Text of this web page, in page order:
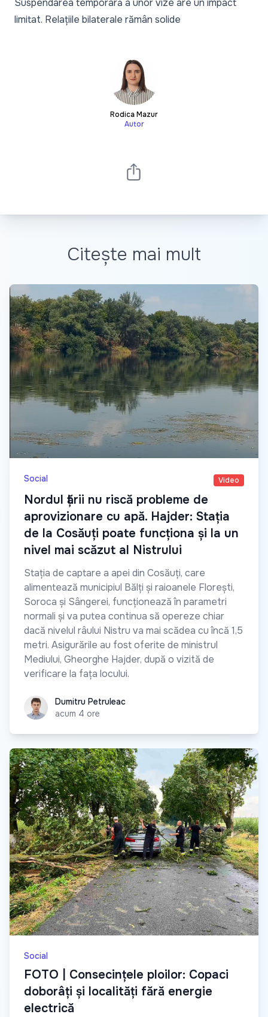
limitat. Relațiile bilaterale rămân solide
Rodica Mazur
Autor
Citește mai mult
Social Video
Nordul țării nu riscă probleme de
aprovizionare cu apă. Hajder: Stația
de la Cosăuți poate funcționa și la un
nivel mai scăzut al Nistrului
Stația de captare a apei din Cosăuți, care
alimentează municipiul Bălți și raioanele Florești,
Soroca și Sângerei, funcționează în parametri
normali și va putea continua să opereze chiar
dacă nivelul râului Nistru va mai scădea cu încă 1,5
metri. Asigurările au fost oferite de ministrul
Mediului, Gheorghe Hajder, după o vizită de
verificare la fața locului.
Dumitru Petruleac
Dumitru Petruleac
acum 4 ore
Social
FOTO | Consecințele ploilor: Copaci
doborâți și localități fără energie
electrică